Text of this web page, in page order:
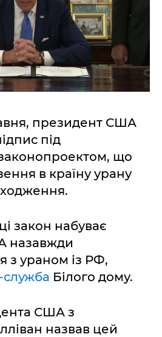
президент США
під
що
в країну урану
закон набуває
назавжди
з ураном із РФ,
Білого дому.
США з
назвав цей